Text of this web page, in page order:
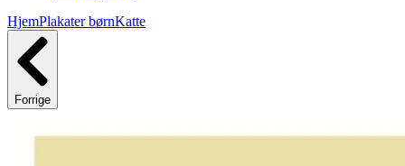
HjemPlakater børnKatte
Forrige